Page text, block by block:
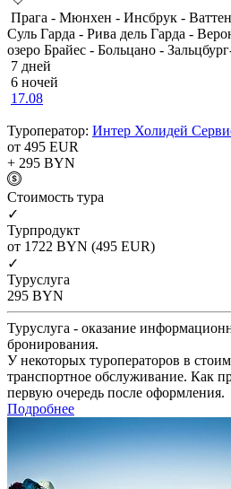
Прага - Мюнхен - Инсбрук -
Суль Гарда - Рива дель Гарда -
озеро Брайес - Больцано -
7 дней
6 ночей
17.08
Туроператор: Интер Холидей
от 495 EUR
+ 295 BYN
Cтоимость тура
✓
Турпродукт
от 1722 BYN (495 EUR)
✓
Туруслуга
295 BYN
Туруслуга - оказание
бронирования.
У некоторых туроператоров в
транспортное обслуживание. Как
первую очередь после оформления.
Подробнее